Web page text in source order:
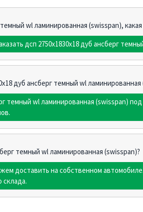
wl ламинированная (swisspan),
дсп 2750х1830х18 дуб ансберг
дуб ансберг темный wl
темный wl ламинированная (swisspan)
темный wl ламинированная (swisspan)?
доставить на собственном
склада.